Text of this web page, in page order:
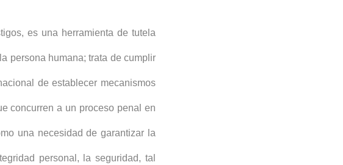
es una herramienta de tutela
persona humana; trata de cumplir
de establecer mecanismos
concurren a un proceso penal en
una necesidad de garantizar la
personal, la seguridad, tal